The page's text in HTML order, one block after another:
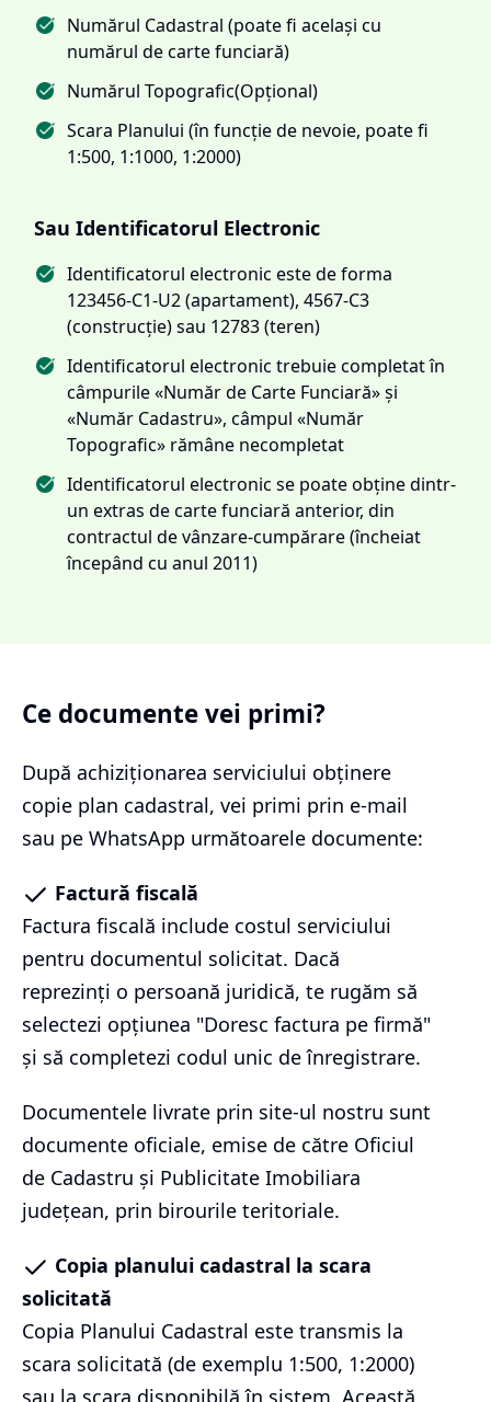
Numărul Cadastral (poate fi același cu
numărul de carte funciară)
Numărul Topografic(Opțional)
Scara Planului (în funcție de nevoie, poate fi
1:500, 1:1000, 1:2000)
Sau Identificatorul Electronic
Identificatorul electronic este de forma
123456-C1-U2 (apartament), 4567-C3
(construcție) sau 12783 (teren)
Identificatorul electronic trebuie completat în
câmpurile «Număr de Carte Funciară» și
«Număr Cadastru», câmpul «Număr
Topografic» rămâne necompletat
Identificatorul electronic se poate obține dintr-
un extras de carte funciară anterior, din
contractul de vânzare-cumpărare (încheiat
începând cu anul 2011)
Ce documente vei primi?
După achiziționarea serviciului obținere
copie plan cadastral, vei primi prin e-mail
sau pe WhatsApp următoarele documente:
Factură fiscală
Factura fiscală include costul serviciului
pentru documentul solicitat. Dacă
reprezinți o persoană juridică, te rugăm să
selectezi opțiunea "Doresc factura pe firmă"
și să completezi codul unic de înregistrare.
Documentele livrate prin site-ul nostru sunt
documente oficiale, emise de către Oficiul
de Cadastru și Publicitate Imobiliara
județean, prin birourile teritoriale.
Copia planului cadastral la scara
solicitată
Copia Planului Cadastral este transmis la
scara solicitată (de exemplu 1:500, 1:2000)
sau la scara disponibilă în sistem. Această